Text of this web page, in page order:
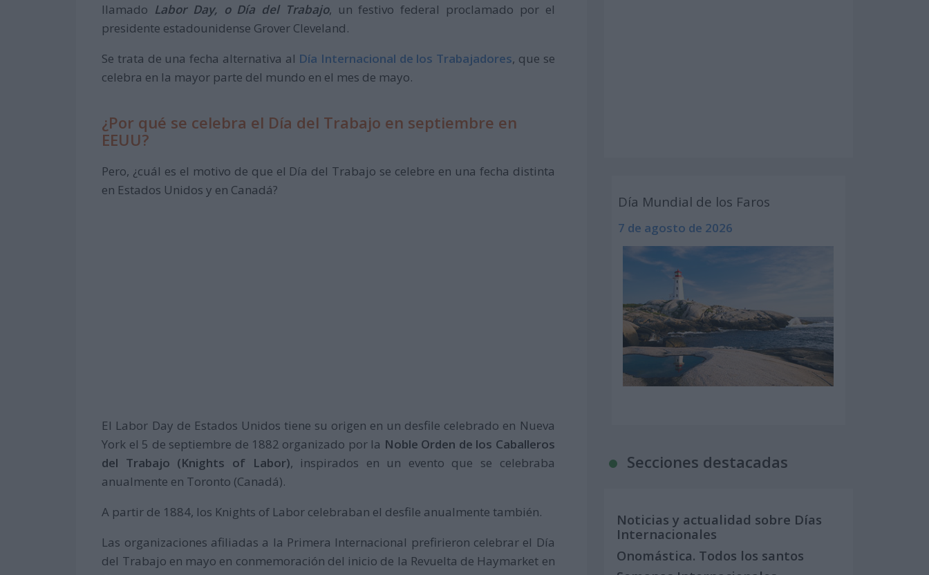
llamado Labor Day, o Día del Trabajo, un festivo federal proclamado por el
presidente estadounidense Grover Cleveland.
Se trata de una fecha alternativa al Día Internacional de los Trabajadores, que se
celebra en la mayor parte del mundo en el mes de mayo.
¿Por qué se celebra el Día del Trabajo en septiembre en
EEUU?
Pero, ¿cuál es el motivo de que el Día del Trabajo se celebre en una fecha distinta
en Estados Unidos y en Canadá?
El Labor Day de Estados Unidos tiene su origen en un desfile celebrado en Nueva
York el 5 de septiembre de 1882 organizado por la Noble Orden de los Caballeros
del Trabajo (Knights of Labor), inspirados en un evento que se celebraba
anualmente en Toronto (Canadá).
A partir de 1884, los Knights of Labor celebraban el desfile anualmente también.
Las organizaciones afiliadas a la Primera Internacional prefirieron celebrar el Día
del Trabajo en mayo en conmemoración del inicio de la Revuelta de Haymarket en
Día Mundial de los Faros
7 de agosto de 2026
Secciones destacadas
Noticias y actualidad sobre Días
Internacionales
Onomástica. Todos los santos